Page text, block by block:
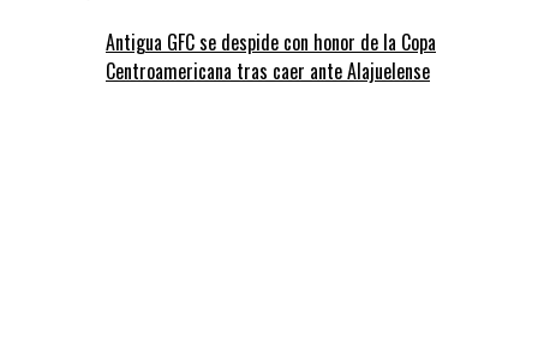
Antigua GFC se despide con honor de la Copa
Centroamericana tras caer ante Alajuelense